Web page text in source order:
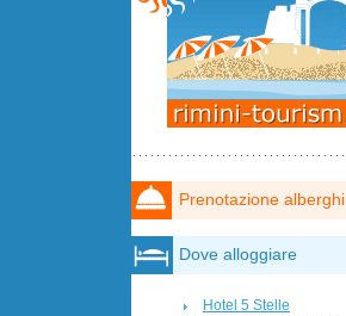
Prenotazione alberghi
Dove alloggiare
Hotel 5 Stelle